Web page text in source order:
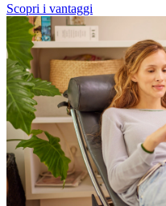
Scopri i vantaggi